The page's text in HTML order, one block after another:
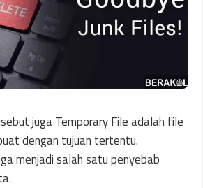
juga Temporary File adalah file
dengan tujuan tertentu.
menjadi salah satu penyebab